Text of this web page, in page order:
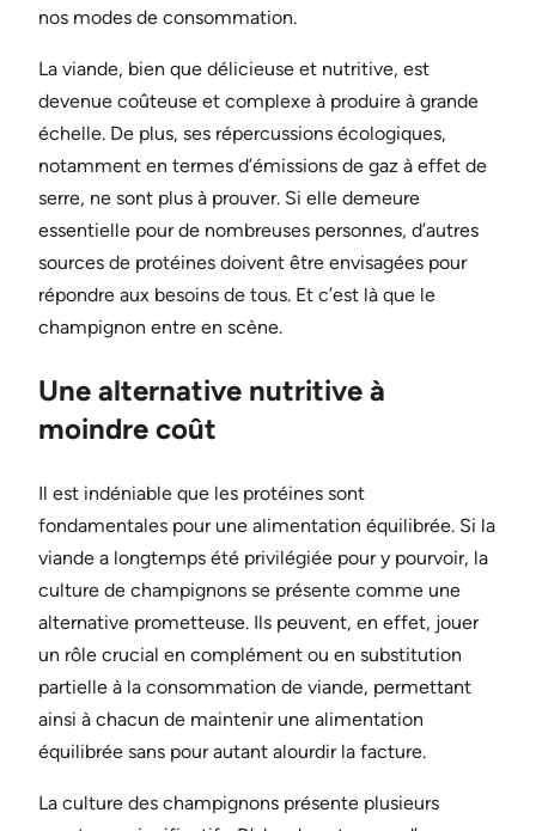
nos modes de consommation.
La viande, bien que délicieuse et nutritive, est
devenue coûteuse et complexe à produire à grande
échelle. De plus, ses répercussions écologiques,
notamment en termes d’émissions de gaz à effet de
serre, ne sont plus à prouver. Si elle demeure
essentielle pour de nombreuses personnes, d’autres
sources de protéines doivent être envisagées pour
répondre aux besoins de tous. Et c’est là que le
champignon entre en scène.
Une alternative nutritive à
moindre coût
Il est indéniable que les protéines sont
fondamentales pour une alimentation équilibrée. Si la
viande a longtemps été privilégiée pour y pourvoir, la
culture de champignons se présente comme une
alternative prometteuse. Ils peuvent, en effet, jouer
un rôle crucial en complément ou en substitution
partielle à la consommation de viande, permettant
ainsi à chacun de maintenir une alimentation
équilibrée sans pour autant alourdir la facture.
La culture des champignons présente plusieurs